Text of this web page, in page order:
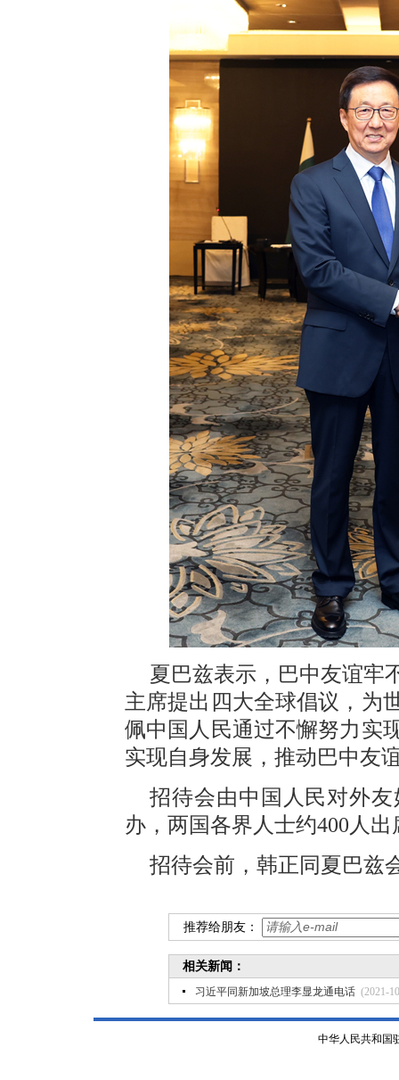
夏巴兹表示，巴中友谊牢
主席提出四大全球倡议，为
佩中国人民通过不懈努力实
实现自身发展，推动巴中友
招待会由中国人民对外
办，两国各界人士约400人出
招待会前，韩正同夏巴兹
推荐给朋友：
相关新闻：
习近平同新加坡总理李显龙通电话 (2021-
中华人民共和国